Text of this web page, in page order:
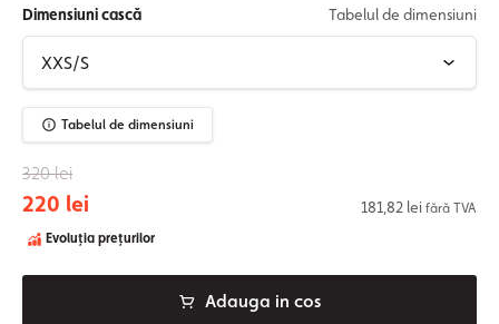
Dimensiuni cască Tabelul de dimensiuni
Tabelul de dimensiuni
320 lei
220 lei 181,82 lei fără TVA
Evoluția prețurilor
Adauga in cos